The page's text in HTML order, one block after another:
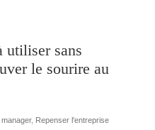
utiliser sans
le sourire au
manager, Repenser l'entreprise